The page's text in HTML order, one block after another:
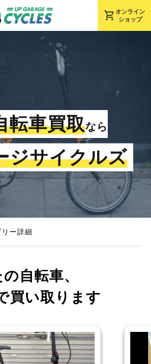
shopping_cart オンライン
ショップ
転車買取なら
ジサイクルズ
ー詳細
自転車、
買い取ります